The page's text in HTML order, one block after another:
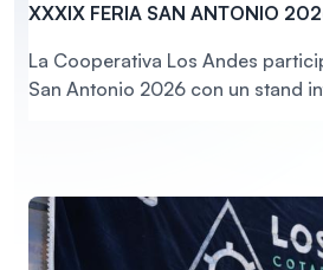
XXXIX FERIA SAN ANTONIO
La Cooperativa Los Andes
San Antonio 2026 con un stand